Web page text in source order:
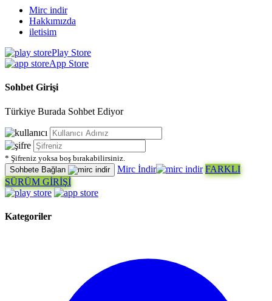
Mirc indir
Hakkımızda
iletisim
Play Store
App Store
Sohbet Girişi
Türkiye Burada Sohbet Ediyor
* Şifreniz yoksa boş bırakabilirsiniz.
Sohbete Bağlan
Mirc İndir
FARKLI
SÜRÜM GİRİŞİ
Kategoriler